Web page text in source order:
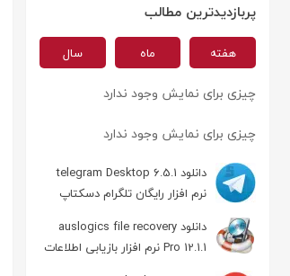
پربازدیدترین مطالب
هفته ماه سال
چیزی برای نمایش وجود ندارد
چیزی برای نمایش وجود ندارد
دانلود telegram Desktop 6.5.1
نرم افزار رایگان تلگرام دسکتاپ
دانلود auslogics file recovery
Pro 12.1.1 نرم افزار بازیابی اطلاعات